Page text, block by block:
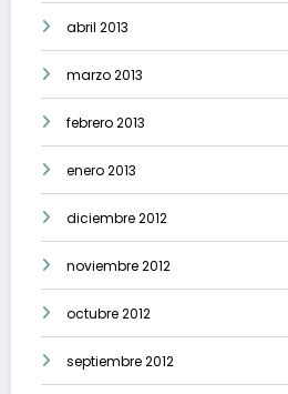
abril 2013
marzo 2013
febrero 2013
enero 2013
diciembre 2012
noviembre 2012
octubre 2012
septiembre 2012